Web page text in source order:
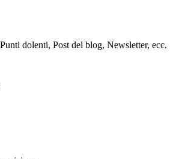
dolenti, Post del blog, Newsletter, ecc.